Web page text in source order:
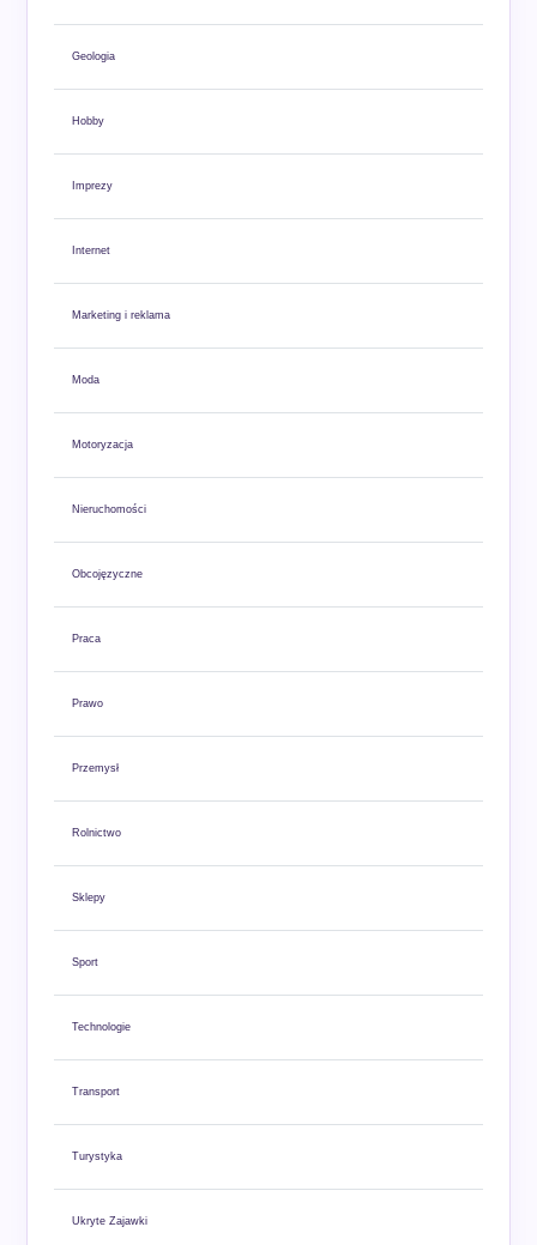
Geologia
Hobby
Imprezy
Internet
Marketing i reklama
Moda
Motoryzacja
Nieruchomości
Obcojęzyczne
Praca
Prawo
Przemysł
Rolnictwo
Sklepy
Sport
Technologie
Transport
Turystyka
Ukryte Zajawki